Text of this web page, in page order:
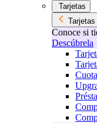
Tarjetas
Tarjetas
Conoce si
Descúbrela